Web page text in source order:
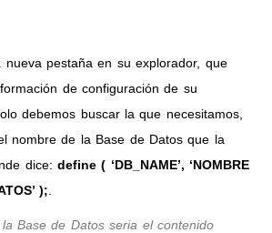
pestaña en su explorador, que
de configuración de su
debemos buscar la que necesitamos,
nombre de la Base de Datos que la
dice: define ( ‘DB_NAME’, ‘NOMBRE
);
Base de Datos seria el contenido